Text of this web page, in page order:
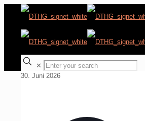
✕
30. Juni 2026